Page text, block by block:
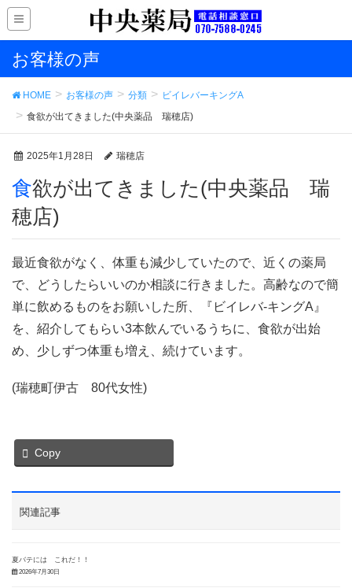
お客様の声
HOME お客様の声 分類
ビイレバーキングA
食欲が出てきました(中央薬品 瑞穂店)
2025年1月28日 瑞穂店
食欲が出てきました(中央薬品 瑞
穂店)
最近食欲がなく、体重も減少していたので、近くの薬局
で、どうしたらいいのか相談に行きました。高齢なので簡
単に飲めるものをお願いした所、『ビイレバ-キングA』
を、紹介してもらい3本飲んでいるうちに、食欲が出始
め、少しずつ体重も増え、続けています。
(瑞穂町伊古 80代女性)
Copy
関連記事
夏バテには これだ！！
2026年7月30日